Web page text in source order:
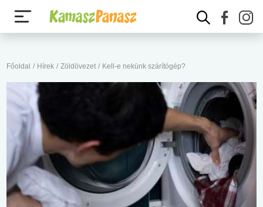
Főoldal / Hírek / Zöldövezet / Kell-e nekünk szárítógép?